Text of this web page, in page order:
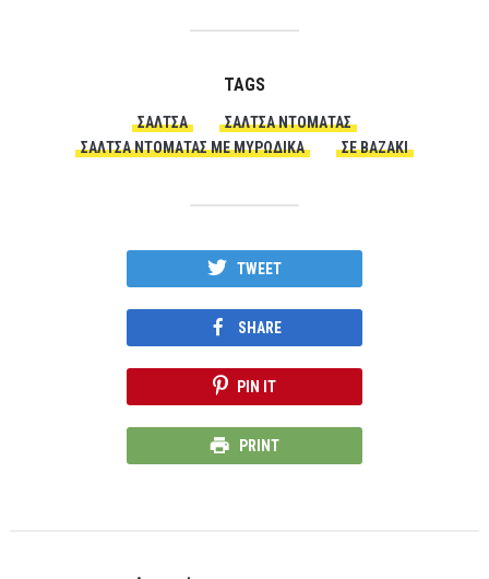
TAGS
ΣΆΛΤΣΑ
ΣΆΛΤΣΑ ΝΤΟΜΆΤΑΣ
ΣΆΛΤΣΑ ΝΤΟΜΆΤΑΣ ΜΕ ΜΥΡΩΔΙΚΆ
ΣΕ ΒΑΖΆΚΙ
TWEET
SHARE
PIN IT
PRINT